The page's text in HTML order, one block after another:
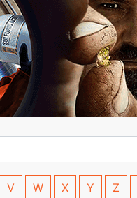
V W X Y Z